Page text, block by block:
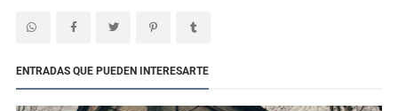
ENTRADAS QUE PUEDEN INTERESARTE